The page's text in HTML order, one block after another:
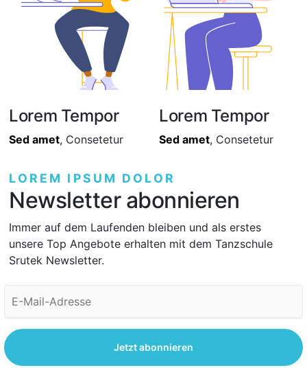
Lorem Tempor
Sed amet, Consetetur
Lorem Tempor
Sed amet, Consetetur
LOREM IPSUM DOLOR
Newsletter abonnieren
Immer auf dem Laufenden bleiben und als erstes
unsere Top Angebote erhalten mit dem Tanzschule
Srutek Newsletter.
Jetzt abonnieren